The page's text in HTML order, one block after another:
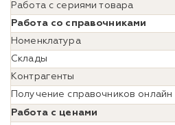
Работа с сериями товара
Работа со справочниками
Номенклатура
Склады
Контрагенты
Получение справочников онлайн
Работа с ценами